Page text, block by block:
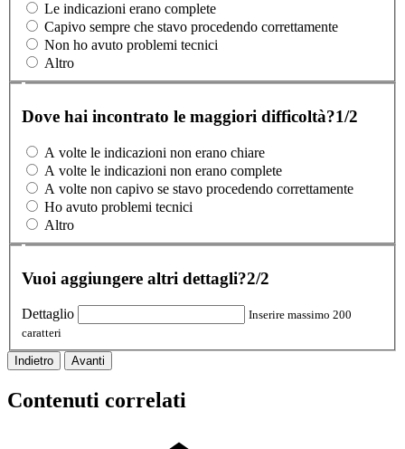
Le indicazioni erano complete
Capivo sempre che stavo procedendo correttamente
Non ho avuto problemi tecnici
Altro
Dove hai incontrato le maggiori difficoltà?1/2
A volte le indicazioni non erano chiare
A volte le indicazioni non erano complete
A volte non capivo se stavo procedendo correttamente
Ho avuto problemi tecnici
Altro
Vuoi aggiungere altri dettagli?2/2
Dettaglio
Inserire massimo 200
caratteri
Indietro Avanti
Contenuti correlati